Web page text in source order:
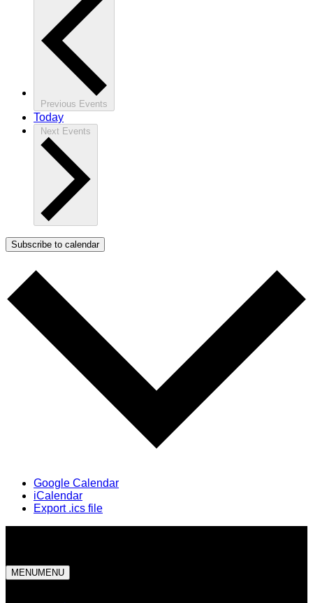
Previous Events
Today
Next Events
Subscribe to calendar
Google Calendar
iCalendar
Export .ics file
MENUMENU